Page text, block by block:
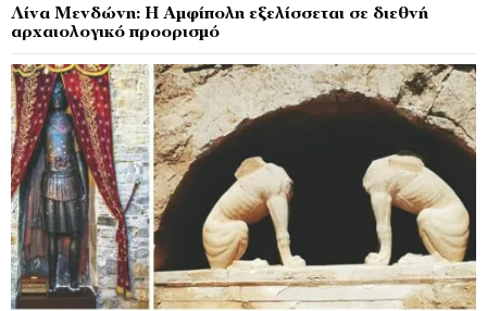
Λίνα Μενδώνη: Η Αμφίπολη εξελίσσεται σε διεθνή
αρχαιολογικό προορισμό